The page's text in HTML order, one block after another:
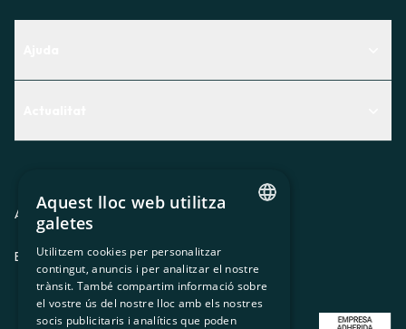
Premsa
Treballa amb nosaltres
Avis legal Política de privacitatPolítica de cookies
ES CAGLEU
SPANISH
GL
Aquest lloc web utilitza
galetes
Utilitzem cookies per personalitzar
contingut, anuncis i per analitzar el nostre
trànsit. També compartim informació sobre
el vostre ús del nostre lloc amb els nostres
socis publicitaris i analítics que poden